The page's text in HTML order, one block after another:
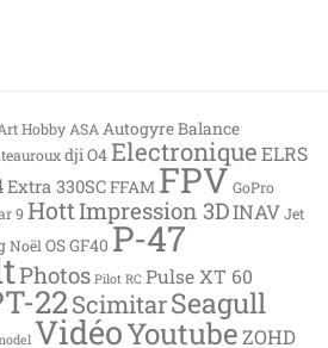
Hobby ASA AutogyreBalance
dji O4Electronique ELRS
Extra 330SCFFAM FPVGoPro
9 HottImpression 3DINAVJet
Noël OS GF40 P-47
Photos Pilot RC Pulse XT 60
22ScimitarSeagull
VidéoYoutube ZOHD